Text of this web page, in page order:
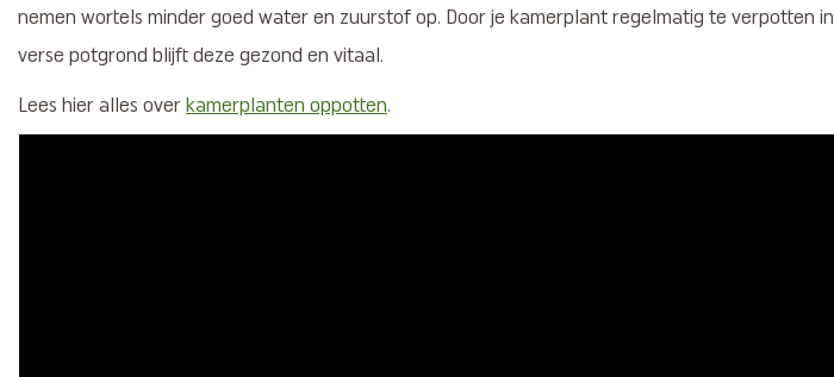
nemen wortels minder goed water en zuurstof op. Door je kamerplant regelmatig te verpotten in
verse potgrond blijft deze gezond en vitaal.
Lees hier alles over kamerplanten oppotten.